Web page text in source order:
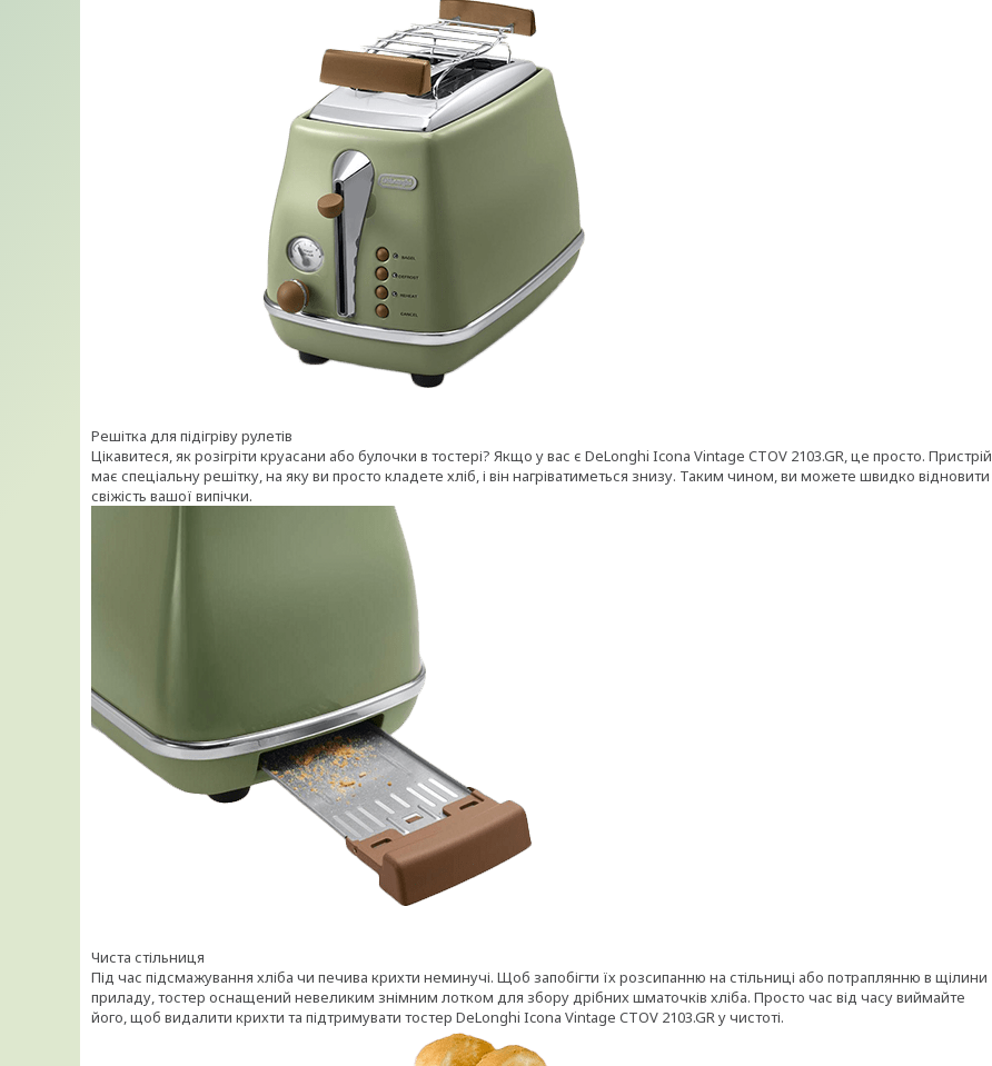
Решітка для підігріву рулетів
Цікавитеся, як розігріти круасани або булочки в тостері? Якщо у вас є DeLonghi Icona Vintage CTOV 2103.GR, це просто. Пристрій
має спеціальну решітку, на яку ви просто кладете хліб, і він нагріватиметься знизу. Таким чином, ви можете швидко відновити
свіжість вашої випічки.
Чиста стільниця
Під час підсмажування хліба чи печива крихти неминучі. Щоб запобігти їх розсипанню на стільниці або потраплянню в щілини
приладу, тостер оснащений невеликим знімним лотком для збору дрібних шматочків хліба. Просто час від часу виймайте
його, щоб видалити крихти та підтримувати тостер DeLonghi Icona Vintage CTOV 2103.GR у чистоті.